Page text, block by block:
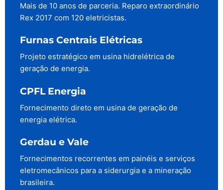
Mais de 10 anos de parceria. Reparo extraordinário
Rex 2017 com 120 eletricistas.
Furnas Centrais Elétricas
Projeto estratégico em usina hidrelétrica de
geração de energia.
CPFL Energia
Fornecimento direto em usina de geração de
energia elétrica.
Gerdau e Vale
Fornecimentos recorrentes em painéis e serviços
eletromecânicos para a siderurgia e a mineração
brasileira.